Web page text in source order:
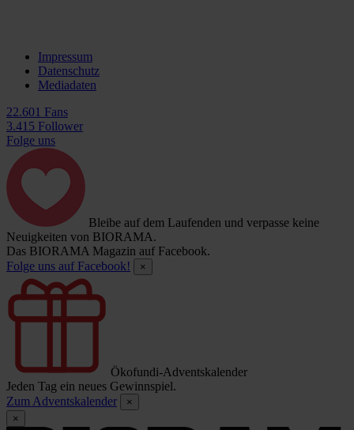
Impressum
Datenschutz
Mediadaten
22.601 Fans
3.415 Follower
Folge uns
Bleibe auf dem Laufenden und verpasse keine
Neuigkeiten von BIORAMA.
Das BIORAMA Magazin auf Facebook.
Folge uns auf Facebook!
×
Ökofundi-Adventskalender
Jeden Tag ein neues Gewinnspiel.
Zum Adventskalender
×
×